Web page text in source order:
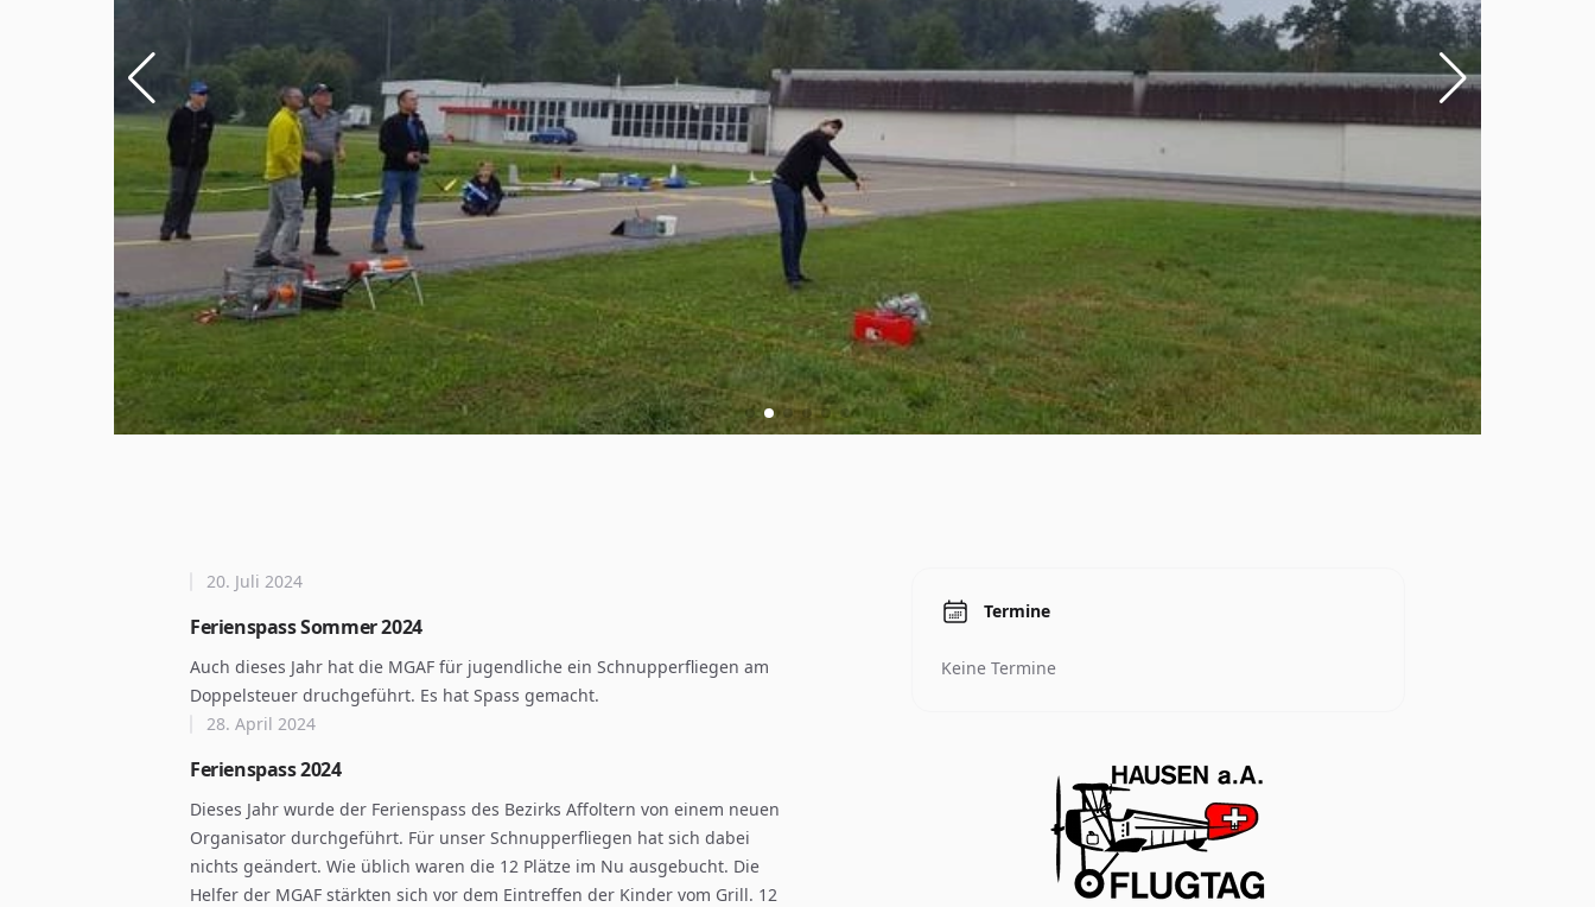
Ferienspass Sommer 2024
20. Juli 2024
Auch dieses Jahr hat die MGAF für jugendliche ein Schnupperfliegen am
Doppelsteuer druchgeführt. Es hat Spass gemacht.
Ferienspass 2024
28. April 2024
Dieses Jahr wurde der Ferienspass des Bezirks Affoltern von einem neuen
Organisator durchgeführt. Für unser Schnupperfliegen hat sich dabei
nichts geändert. Wie üblich waren die 12 Plätze im Nu ausgebucht. Die
Helfer der MGAF stärkten sich vor dem Eintreffen der Kinder vom Grill. 12
Termine
Keine Termine